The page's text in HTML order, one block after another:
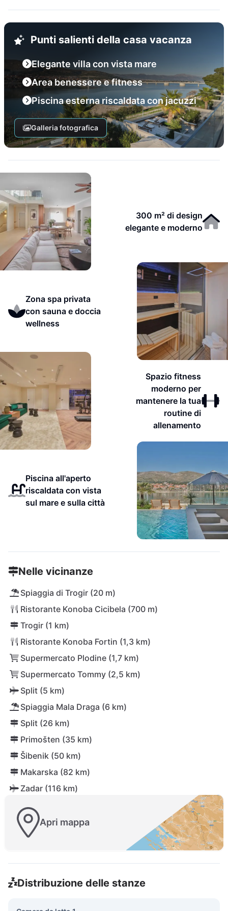
Punti salienti della casa vacanza
Elegante villa con vista mare
Area benessere e fitness
Piscina esterna riscaldata con jacuzzi
Galleria fotografica
300 m² di design
elegante e moderno
Zona spa privata
con sauna e doccia
wellness
Spazio fitness
moderno per
mantenere la tua
routine di
allenamento
Piscina all'aperto
riscaldata con vista
sul mare e sulla città
Nelle vicinanze
Spiaggia di Trogir (20 m)
Ristorante Konoba Cicibela (700 m)
Trogir (1 km)
Ristorante Konoba Fortin (1,3 km)
Supermercato Plodine (1,7 km)
Supermercato Tommy (2,5 km)
Split (5 km)
Spiaggia Mala Draga (6 km)
Split (26 km)
Primošten (35 km)
Šibenik (50 km)
Makarska (82 km)
Zadar (116 km)
Apri mappa
Distribuzione delle stanze